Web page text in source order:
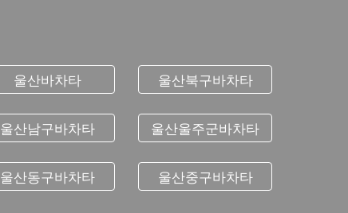
울산바차타
울산남구바차타
울산동구바차타
울산북구바차타
울산울주군바차타
울산중구바차타